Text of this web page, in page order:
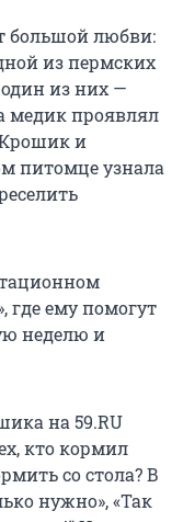
большой любви:
из пермских
из них —
медик проявлял
Крошик и
питомце узнала
где ему помогут
неделю и
на 59.RU
кто кормил
со стола? В
нужно», «Так